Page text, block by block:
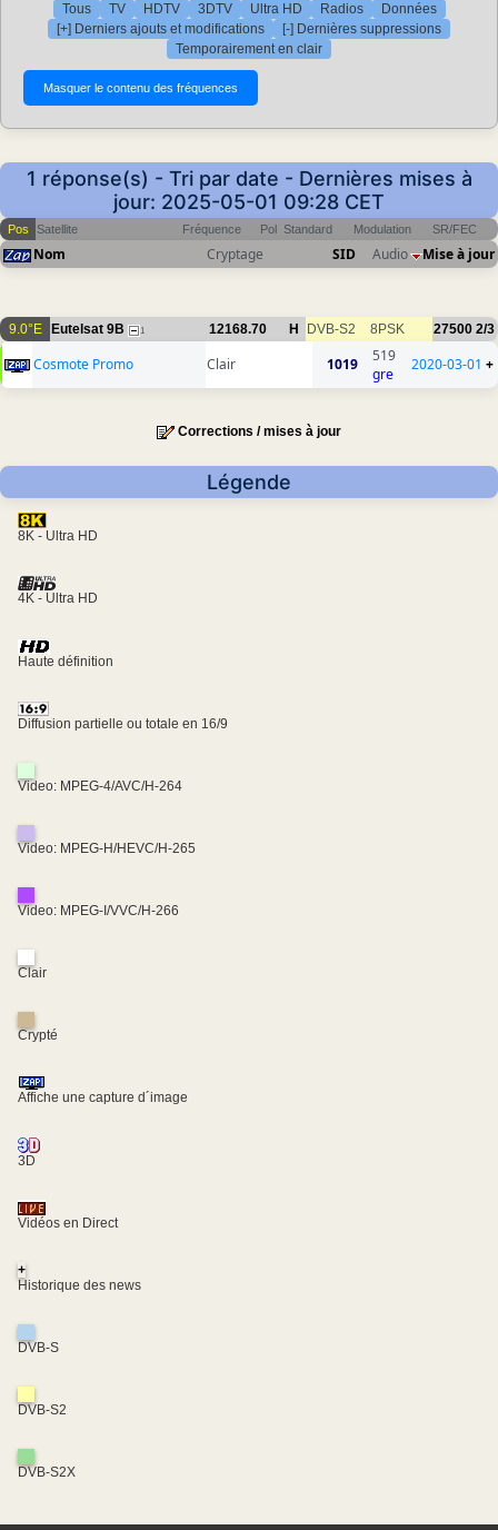
Tous TV HDTV 3DTV Ultra HD Radios
Données
[+] Derniers ajouts et modifications
[-] Dernières suppressions
Temporairement en clair
1 réponse(s) - Tri par date - Dernières mises à
jour: 2025-05-01 09:28 CET
Pos Satellite Fréquence Pol Standard Modulation SR/FEC
Nom Cryptage SID Audio Mise à jour
9.0°E Eutelsat 9B 1 12168.70 H DVB-S2 8PSK 27500 2/3
Cosmote Promo Clair 1019
519
gre
2020-03-01 +
Corrections / mises à jour
Légende
8K - Ultra HD
4K - Ultra HD
Haute définition
Diffusion partielle ou totale en 16/9
Video: MPEG-4/AVC/H-264
Video: MPEG-H/HEVC/H-265
Video: MPEG-I/VVC/H-266
Clair
Crypté
Affiche une capture d´image
3D
Vidéos en Direct
+
Historique des news
DVB-S
DVB-S2
DVB-S2X